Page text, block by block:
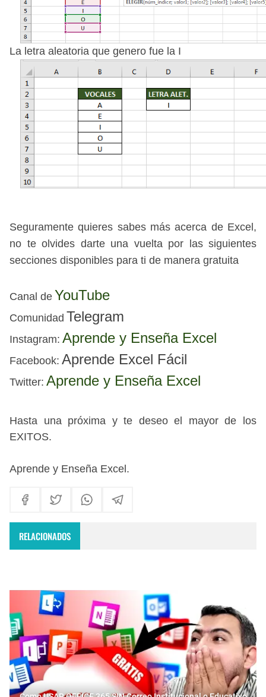
La letra aleatoria que genero fue la I
Seguramente quieres sabes más acerca de Excel,
no te olvides darte una vuelta por las siguientes
secciones disponibles para ti de manera gratuita
Canal de YouTube
Comunidad Telegram
Instagram: Aprende y Enseña Excel
Facebook: Aprende Excel Fácil
Twitter: Aprende y Enseña Excel
Hasta una próxima y te deseo el mayor de los
EXITOS.
Aprende y Enseña Excel .
RELACIONADOS